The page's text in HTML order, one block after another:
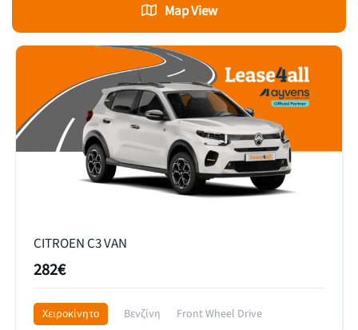
Map View
CITROEN C3 VAN
282€
Χειροκίνητο Βενζίνη Front Wheel Drive